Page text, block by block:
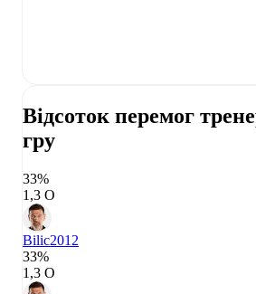
Відсоток перемог
гру
33%
1,3 О
Bilic2012
33%
1,3 О